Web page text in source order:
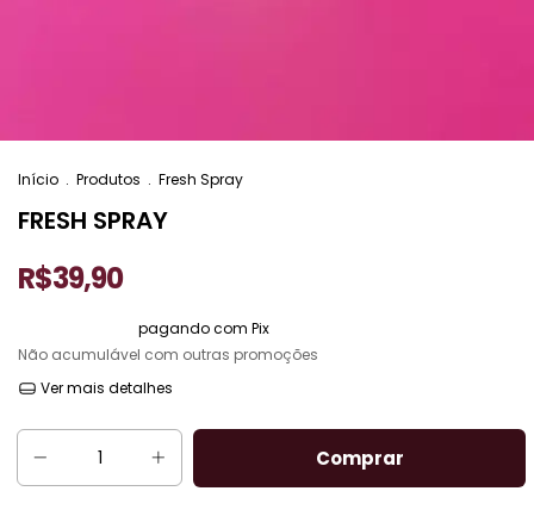
Início . Produtos . Fresh Spray
FRESH SPRAY
R$39,90
pagando com Pix
Não acumulável com outras promoções
Ver mais detalhes